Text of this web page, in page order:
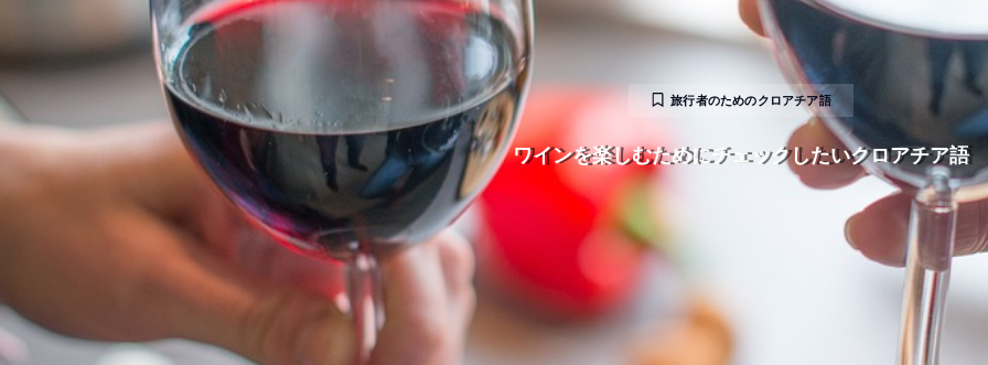
旅行者のためのクロアチア語
ワインを楽しむためにチェックしたいクロアチア語